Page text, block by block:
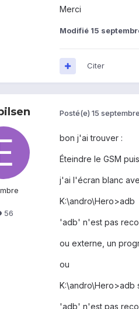
Merci
Modifié 15
Citer
56
Posté(e) 15
bon j'ai trouver :
Éteindre le GSM
j'ai l'écran blanc
K:\andro\Hero>adb
'adb' n'est pas
ou externe, un
ou
K:\andro\Hero>adb
'adb' n'est pas